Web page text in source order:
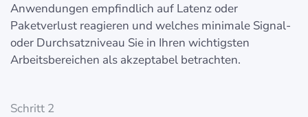
Anwendungen empfindlich auf Latenz oder
Paketverlust reagieren und welches minimale Signal-
oder Durchsatzniveau Sie in Ihren wichtigsten
Arbeitsbereichen als akzeptabel betrachten.
Schritt 2